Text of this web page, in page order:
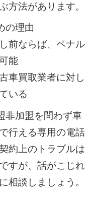
方法があります。
の理由
前ならば、ペナル
能
車買取業者に対し
いる
非加盟を問わず車
行える専用の電話
約上のトラブルは
すが、話がこじれ
相談しましょう。